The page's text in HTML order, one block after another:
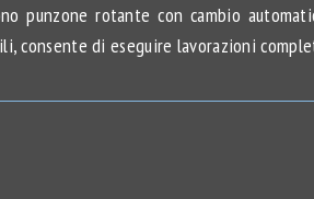
punzone rotante con cambio
di eseguire lavorazioni